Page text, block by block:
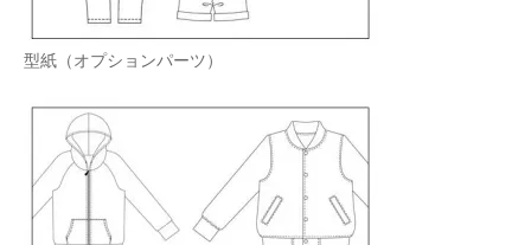
型紙（オプションパーツ）